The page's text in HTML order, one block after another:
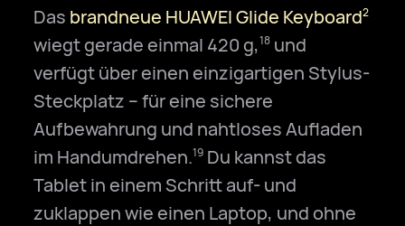
Das brandneue HUAWEI Glide Keyboard2
wiegt gerade einmal 420 g,18 und
verfügt über einen einzigartigen Stylus-
Steckplatz – für eine sichere
Aufbewahrung und nahtloses Aufladen
im Handumdrehen.19 Du kannst das
Tablet in einem Schritt auf- und
zuklappen wie einen Laptop, und ohne